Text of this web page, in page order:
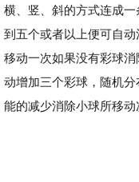
横、竖、斜的方式连成一
到五个或者以上便可自
移动一次如果没有彩球消
动增加三个彩球，随机
能的减少消除小球所移动